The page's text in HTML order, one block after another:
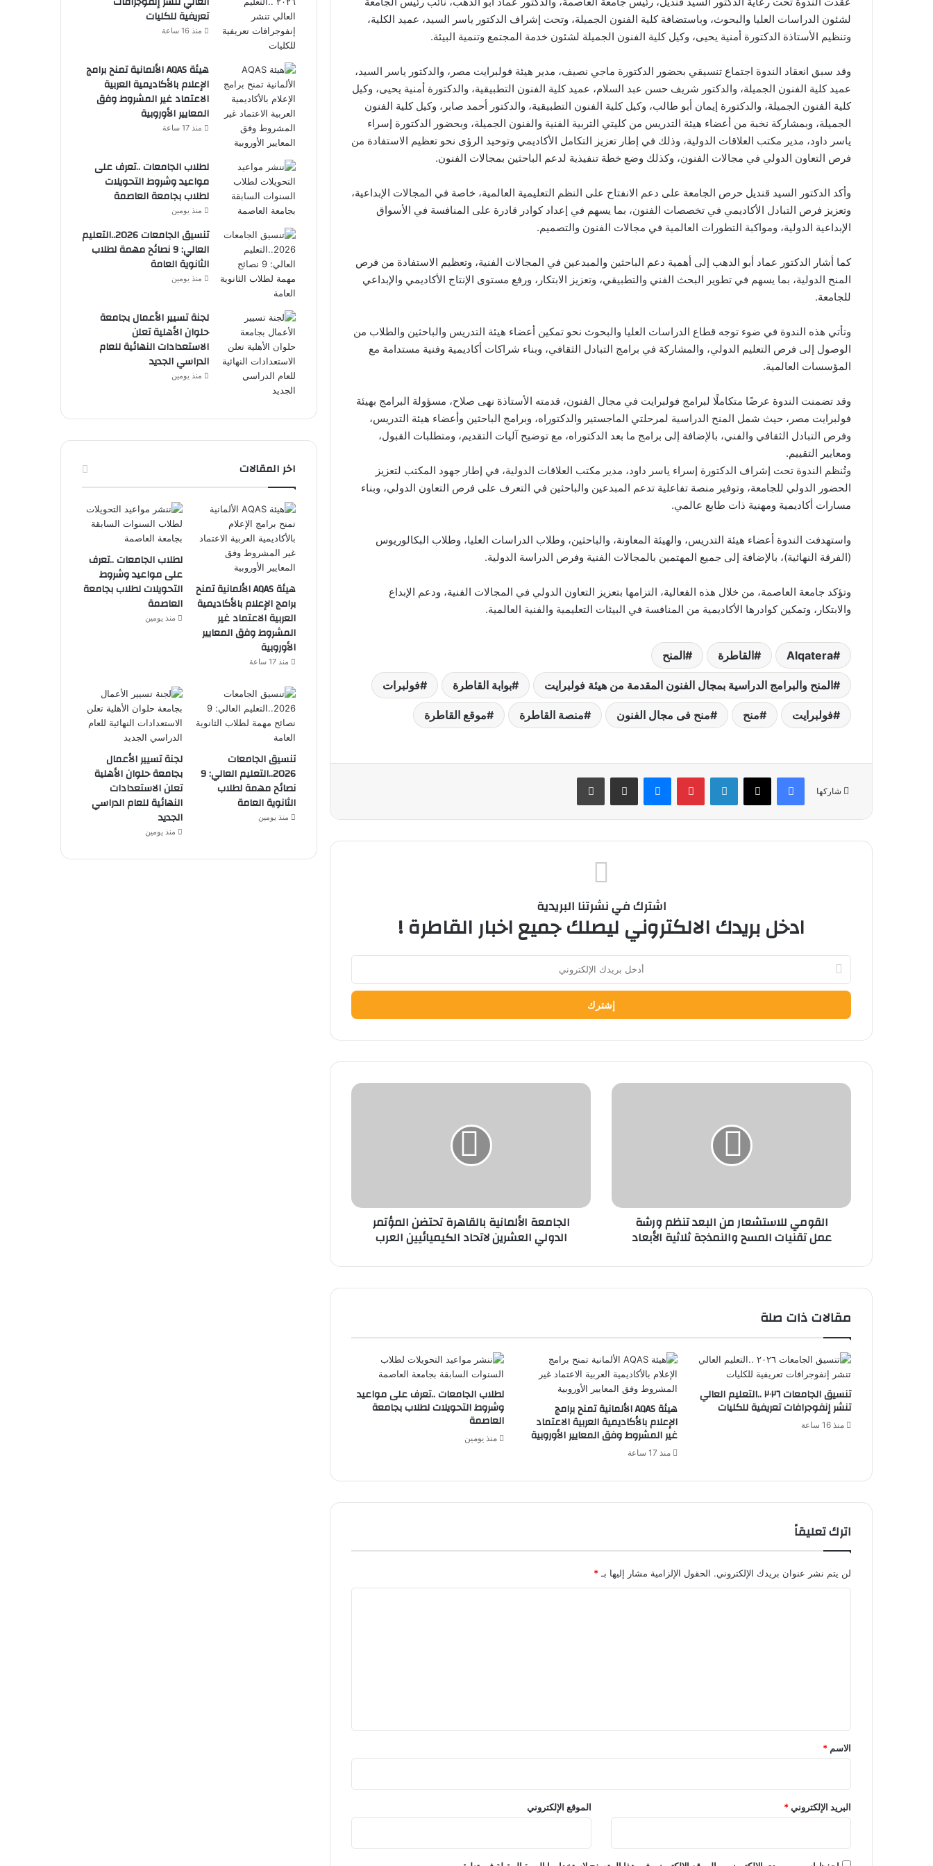
لشئون الدراسات العليا والبحوث، وباستضافة كلية الفنون الجميلة، وتحت إشراف الدكتور ياسر السيد، عميد الكلية،
وتنظيم الأستاذة الدكتورة أمنية يحيى، وكيل كلية الفنون الجميلة لشئون خدمة المجتمع وتنمية البيئة.
وقد سبق انعقاد الندوة اجتماع تنسيقي بحضور الدكتورة ماجي نصيف، مدير هيئة فولبرايت مصر، والدكتور ياسر السيد،
عميد كلية الفنون الجميلة، والدكتور شريف حسن عبد السلام، عميد كلية الفنون التطبيقية، والدكتورة أمنية يحيى، وكيل
كلية الفنون الجميلة، والدكتورة إيمان أبو طالب، وكيل كلية الفنون التطبيقية، والدكتور أحمد صابر، وكيل كلية الفنون
الجميلة، وبمشاركة نخبة من أعضاء هيئة التدريس من كليتي التربية الفنية والفنون الجميلة، وبحضور الدكتورة إسراء
ياسر داود، مدير مكتب العلاقات الدولية، وذلك في إطار تعزيز التكامل الأكاديمي وتوحيد الرؤى نحو تعظيم الاستفادة من
فرص التعاون الدولي في مجالات الفنون، وكذلك وضع خطة تنفيذية لدعم الباحثين بمجالات الفنون.
وأكد الدكتور السيد قنديل حرص الجامعة على دعم الانفتاح على النظم التعليمية العالمية، خاصة في المجالات الإبداعية،
وتعزيز فرص التبادل الأكاديمي في تخصصات الفنون، بما يسهم في إعداد كوادر قادرة على المنافسة في الأسواق
الإبداعية الدولية، ومواكبة التطورات العالمية في مجالات الفنون والتصميم.
كما أشار الدكتور عماد أبو الدهب إلى أهمية دعم الباحثين والمبدعين في المجالات الفنية، وتعظيم الاستفادة من فرص
المنح الدولية، بما يسهم في تطوير البحث الفني والتطبيقي، وتعزيز الابتكار، ورفع مستوى الإنتاج الأكاديمي والإبداعي
للجامعة.
وتأتي هذه الندوة في ضوء توجه قطاع الدراسات العليا والبحوث نحو تمكين أعضاء هيئة التدريس والباحثين والطلاب من
الوصول إلى فرص التعليم الدولي، والمشاركة في برامج التبادل الثقافي، وبناء شراكات أكاديمية وفنية مستدامة مع
المؤسسات العالمية.
وقد تضمنت الندوة عرضًا متكاملًا لبرامج فولبرايت في مجال الفنون، قدمته الأستاذة نهى صلاح، مسؤولة البرامج بهيئة
فولبرايت مصر، حيث شمل المنح الدراسية لمرحلتي الماجستير والدكتوراه، وبرامج الباحثين وأعضاء هيئة التدريس،
وفرص التبادل الثقافي والفني، بالإضافة إلى برامج ما بعد الدكتوراه، مع توضيح آليات التقديم، ومتطلبات القبول،
ومعايير التقييم.
وتُنظم الندوة تحت إشراف الدكتورة إسراء ياسر داود، مدير مكتب العلاقات الدولية، في إطار جهود المكتب لتعزيز
الحضور الدولي للجامعة، وتوفير منصة تفاعلية تدعم المبدعين والباحثين في التعرف على فرص التعاون الدولي، وبناء
مسارات أكاديمية ومهنية ذات طابع عالمي.
واستهدفت الندوة أعضاء هيئة التدريس، والهيئة المعاونة، والباحثين، وطلاب الدراسات العليا، وطلاب البكالوريوس
(الفرقة النهائية)، بالإضافة إلى جميع المهتمين بالمجالات الفنية وفرص الدراسة الدولية.
وتؤكد جامعة العاصمة، من خلال هذه الفعالية، التزامها بتعزيز التعاون الدولي في المجالات الفنية، ودعم الإبداع
والابتكار، وتمكين كوادرها الأكاديمية من المنافسة في البيئات التعليمية والفنية العالمية.
Alqatera القاطرة المنح
المنح والبرامج الدراسية بمجال الفنون المقدمة من هيئة فولبرايت بوابة القاطرة فولبرات
فولبرايت منح منح فى مجال الفنون منصة القاطرة موقع القاطرة
شاركها
فيسبوك ‫X لينكدإن بينتيريستماسنجر مشاركة عبر البريد طباعة
اشترك في نشرتنا البريدية
ادخل بريدك الالكتروني ليصلك جميع اخبار القاطرة !
بريدك
الإلكتروني
القومي
المسح
والنمذجةالقومي للاستشعار من البعد تنظم ورشة
عمل تقنيات المسح والنمذجة ثلاثية الأبعاد
الجامعة
الكيميائيين
العربالجامعة الألمانية بالقاهرة تحتضن المؤتمر
الدولي العشرين لاتحاد الكيميائيين العرب
مقالات ذات صلة
تنسيق الجامعات ٢٠٢٦ ..التعليم العالي
تنشر إنفوجرافات تعريفية للكليات
منذ 16 ساعة
هيئة AQAS الألمانية تمنح برامج
الإعلام بالأكاديمية العربية الاعتماد
غير المشروط وفق المعايير الأوروبية
منذ 17 ساعة
لطلاب الجامعات ..تعرف على مواعيد
وشروط التحويلات لطلاب بجامعة
العاصمة
منذ يومين
اترك تعليقاً
لن يتم نشر عنوان بريدك الإلكتروني. الحقول الإلزامية مشار إليها بـ *
*
الاسم *
البريد الإلكتروني* الموقع الإلكتروني
تعريفية للكليات
منذ 16 ساعة
هيئة AQAS الألمانية تمنح برامج
الإعلام بالأكاديمية العربية
الاعتماد غير المشروط وفق
المعايير الأوروبية
منذ 17 ساعة
لطلاب الجامعات ..تعرف على
مواعيد وشروط التحويلات
لطلاب بجامعة العاصمة
منذ يومين
تنسيق الجامعات 2026..التعليم
العالي: 9 نصائح مهمة لطلاب
الثانوية العامة
منذ يومين
لجنة تسيير الأعمال بجامعة
حلوان الأهلية تعلن
الاستعدادات النهائية للعام
الدراسي الجديد
منذ يومين
اخر المقالات
هيئة AQAS الألمانية تمنح
برامج الإعلام بالأكاديمية
العربية الاعتماد غير
المشروط وفق المعايير
الأوروبية
منذ 17 ساعة
لطلاب الجامعات ..تعرف
على مواعيد وشروط
التحويلات لطلاب بجامعة
العاصمة
منذ يومين
تنسيق الجامعات
2026..التعليم العالي: 9
نصائح مهمة لطلاب
الثانوية العامة
منذ يومين
لجنة تسيير الأعمال
بجامعة حلوان الأهلية
تعلن الاستعدادات
النهائية للعام الدراسي
الجديد
منذ يومين